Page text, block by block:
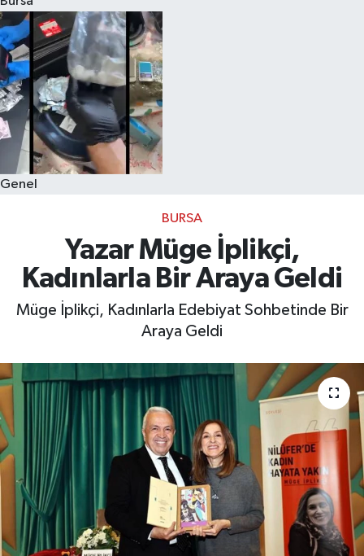
Genel
BURSA
Yazar Müge İplikçi,
Kadınlarla Bir Araya Geldi
Müge İplikçi, Kadınlarla Edebiyat Sohbetinde Bir
Araya Geldi
Eğitim
Sağlık
Dünya
Magazin
Kültür & Sanat
Teknoloji
Bilim
Genel
Bilim, Teknoloji